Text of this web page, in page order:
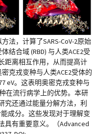
法，计算了SARS-CoV-2原始
结合域 (RBD) 与人类ACE2受
距离相互作用，从而提高计
克戎变种与人类ACE2受体的
eV。这表明奥密克戎变种与
在流行病学上的优势。本研
究还通过能量分解方法，利
成分。这些发现对于理解变
具有重要意义。（Advanced